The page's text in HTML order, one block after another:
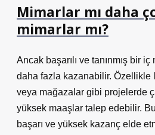
Mimarlar mı daha
mimarlar mı?
Ancak başarılı ve tanınmış bir
daha fazla kazanabilir. Özellikle
veya mağazalar gibi projelerde
yüksek maaşlar talep edebilir.
başarı ve yüksek kazanç elde